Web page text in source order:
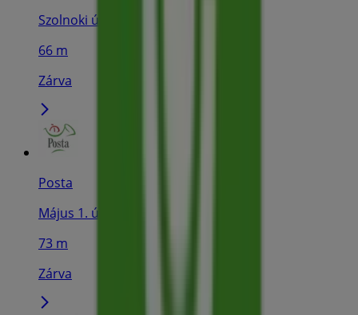
Szolnoki út 71., Martfű
66 m
Zárva
Posta
Május 1. út 3., Martfű
73 m
Zárva